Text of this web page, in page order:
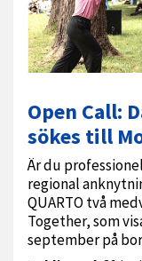
Open Call:
sökes till
Är du
regional
QUARTO två
Together, som
september på